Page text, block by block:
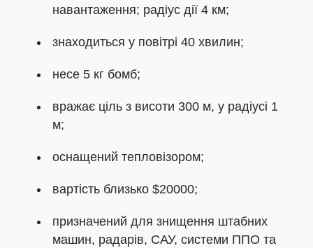
навантаження; радіус дії 4 км;
знаходиться у повітрі 40 хвилин;
несе 5 кг бомб;
вражає ціль з висоти 300 м, у радіусі 1
м;
оснащений тепловізором;
вартість близько $20000;
призначений для знищення штабних
машин, радарів, САУ, системи ППО та